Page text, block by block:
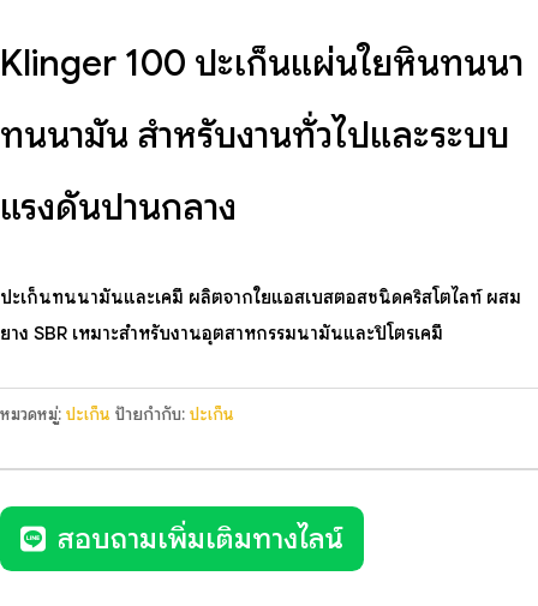
Klinger 100 ปะเก็นแผ่นใยหินทนน้ำ
ทนน้ำมัน สำหรับงานทั่วไปและระบบ
แรงดันปานกลาง
ปะเก็นทนน้ำมันและเคมี ผลิตจากใยแอสเบสตอสชนิดคริสโตไลท์ ผสม
ยาง SBR เหมาะสำหรับงานอุตสาหกรรมน้ำมันและปิโตรเคมี
หมวดหมู่: ปะเก็น ป้ายกำกับ: ปะเก็น
สอบถามเพิ่มเติมทางไลน์